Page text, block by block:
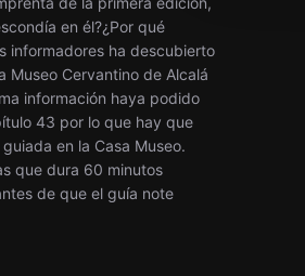
en él?¿Por qué
informadores ha descubierto
Cervantino de Alcalá
información haya podido
43 por lo que hay que
en la Casa Museo.
que dura 60 minutos
de que el guía note